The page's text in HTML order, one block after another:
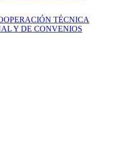
TÉCNICA
Y DE CONVENIOS